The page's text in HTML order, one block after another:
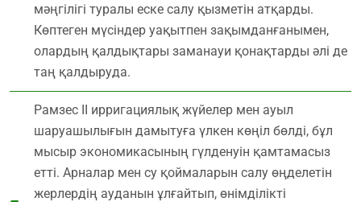
мәңгілігі туралы еске салу қызметін атқарды.
Көптеген мүсіндер уақытпен зақымданғанымен,
олардың қалдықтары заманауи қонақтарды әлі де
таң қалдыруда.
Рамзес ІІ ирригациялық жүйелер мен ауыл
шаруашылығын дамытуға үлкен көңіл бөлді, бұл
мысыр экономикасының гүлденуін қамтамасыз
етті. Арналар мен су қоймаларын салу өңделетін
жерлердің ауданын ұлғайтып, өнімділікті